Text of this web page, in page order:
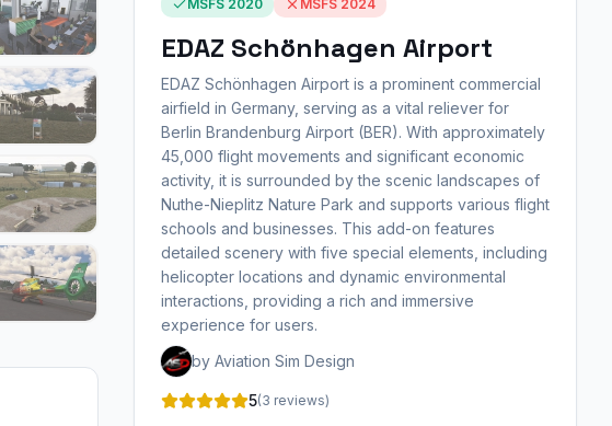
MSFS 2020 MSFS 2024
EDAZ Schönhagen Airport
EDAZ Schönhagen Airport is a prominent commercial
airfield in Germany, serving as a vital reliever for
Berlin Brandenburg Airport (BER). With approximately
45,000 flight movements and significant economic
activity, it is surrounded by the scenic landscapes of
Nuthe-Nieplitz Nature Park and supports various flight
schools and businesses. This add-on features
detailed scenery with five special elements, including
helicopter locations and dynamic environmental
interactions, providing a rich and immersive
experience for users.
by Aviation Sim Design
5(3 reviews)